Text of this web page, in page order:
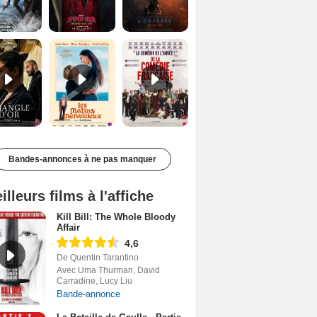
Le Triangle d'or Bande-annonce VF De la Comédie-Française Teaser VF
Bandes-annonces à ne pas manquer
films à l'affiche
Kill Bill: The Whole Bloody
Affair
4,6
De Quentin Tarantino
Avec Uma Thurman, David
Carradine, Lucy Liu
Bande-annonce